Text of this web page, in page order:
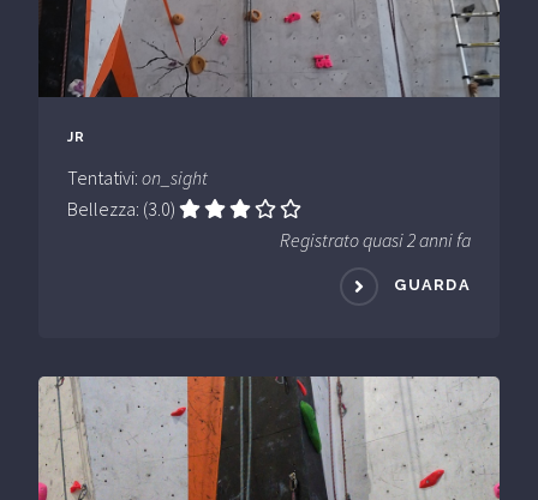
JR
Tentativi: on_sight
Bellezza: (3.0)
Registrato quasi 2 anni fa
GUARDA